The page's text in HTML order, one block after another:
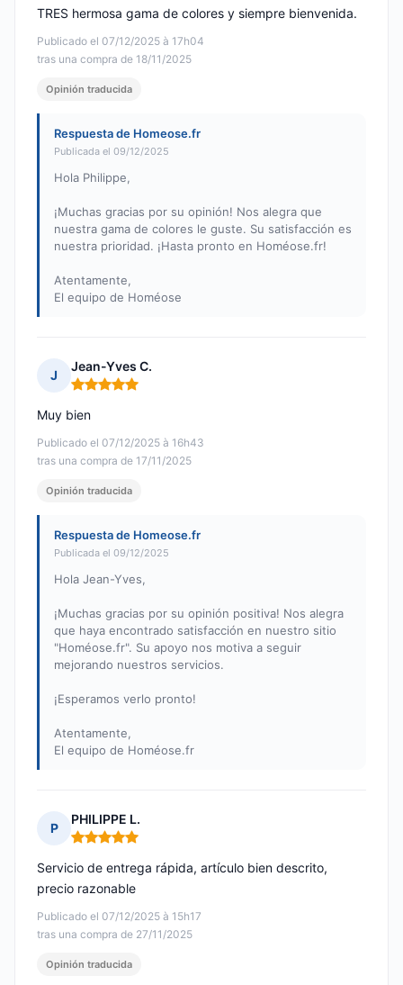
Publicado el 07/12/2025 à 17h04
tras una compra de 18/11/2025
TRES hermosa gama de colores y siempre bienvenida.
Opinión traducida
Respuesta de Homeose.fr
Publicada el 09/12/2025
Hola Philippe,
¡Muchas gracias por su opinión! Nos alegra que
nuestra gama de colores le guste. Su satisfacción es
nuestra prioridad. ¡Hasta pronto en Homéose.fr!
Atentamente,
El equipo de Homéose
J
Jean-Yves C.
Nota: 5 de 5
Publicado el 07/12/2025 à 16h43
tras una compra de 17/11/2025
Muy bien
Opinión traducida
Respuesta de Homeose.fr
Publicada el 09/12/2025
Hola Jean-Yves,
¡Muchas gracias por su opinión positiva! Nos alegra
que haya encontrado satisfacción en nuestro sitio
"Homéose.fr". Su apoyo nos motiva a seguir
mejorando nuestros servicios.
¡Esperamos verlo pronto!
Atentamente,
El equipo de Homéose.fr
P
PHILIPPE L.
Nota: 5 de 5
Publicado el 07/12/2025 à 15h17
tras una compra de 27/11/2025
Servicio de entrega rápida, artículo bien descrito,
precio razonable
Opinión traducida